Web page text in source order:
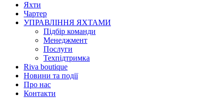
Яхти
Чартер
УПРАВЛІННЯ ЯХТАМИ
Підбір команди
Менеджмент
Послуги
Техпідтримка
Riva boutique
Новини та події
Про нас
Контакти